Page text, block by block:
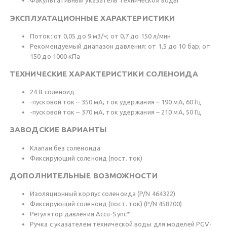
ЭКСПЛУАТАЦИОННЫЕ ХАРАКТЕРИСТИКИ
Поток: от 0,05 до 9 м3/ч; от 0,7 до 150 л/мин
Рекомендуемый диапазон давления: от 1,5 до 10 бар; от
150 до 1000 кПа
ТЕХНИЧЕСКИЕ ХАРАКТЕРИСТИКИ СОЛЕНОИДА
24 В соленоид
-пусковой ток – 350 мА, ток удержания – 190 мА, 60 Гц
-пусковой ток – 370 мА, ток удержания – 210 мА, 50 Гц
ЗАВОДСКИЕ ВАРИАНТЫ
Клапан без соленоида
Фиксирующий соленоид (пост. ток)
ДОПОЛНИТЕЛЬНЫЕ ВОЗМОЖНОСТИ
Изоляционный корпус соленоида (P/N 464322)
Фиксирующий соленоид (пост. ток) (P/N 458200)
Регулятор давления Accu-Sync*
Ручка с указателем технической воды для моделей PGV-